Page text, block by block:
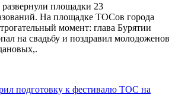
площадки 23
На площадке ТОСов города
момент: глава Бурятии
на свадьбу и поздравил молодоженов
подготовку к фестивалю ТОС на